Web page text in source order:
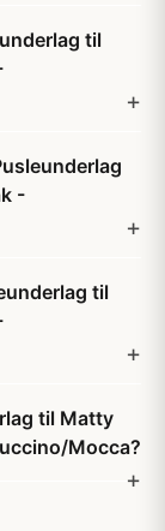
til
-
til
til Matty
Mocca?